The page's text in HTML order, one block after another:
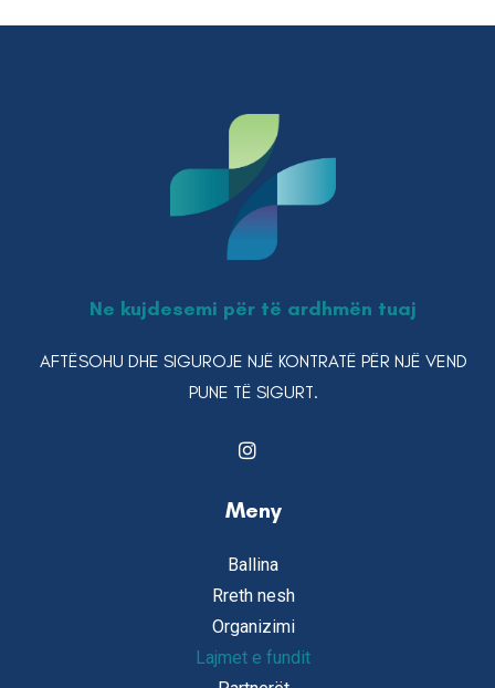
Ne kujdesemi për të ardhmën tuaj
AFTËSOHU DHE SIGUROJE NJË KONTRATË PËR NJË VEND
PUNE TË SIGURT.
Meny
Ballina
Rreth nesh
Organizimi
Lajmet e fundit